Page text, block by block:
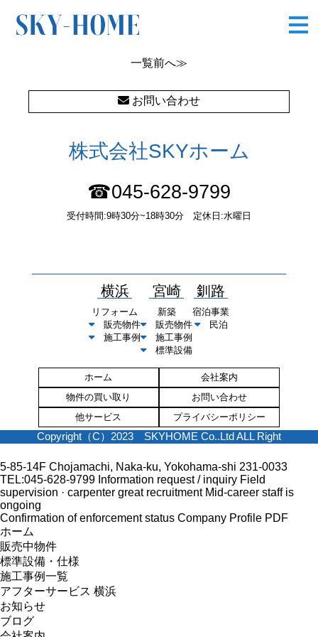
P1180864
一覧前へ≫
お問い合わせ
株式会社SKYホーム
☎045-628-9799
受付時間:9時30分~18時30分 定休日:水曜日
横浜
リフォーム
販売物件
施工事例
宮崎
新築
販売物件
施工事例
標準設備
釧路
宿泊事業
民泊
ホーム
会社案内
物件の買い取り
お問い合わせ
他サービス
プライバシーポリシー
Copyright（C）2023 SKYHOME Co..Ltd ALL Right
5-85-14F Chojamachi, Naka-ku, Yokohama-shi 231-0033
TEL:045-628-9799 Information request / inquiry Field
supervision · carpenter great recruitment Mid-career staff is
ongoing
Confirmation of enforcement status Company Profile PDF
ホーム
販売中物件
標準設備・仕様
施工事例一覧
アフターサービス 横浜
お知らせ
ブログ